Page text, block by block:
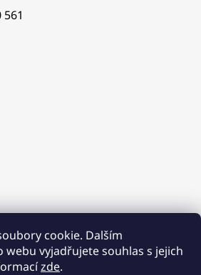
cookie. Dalším
vyjadřujete souhlas s jejich
zde.